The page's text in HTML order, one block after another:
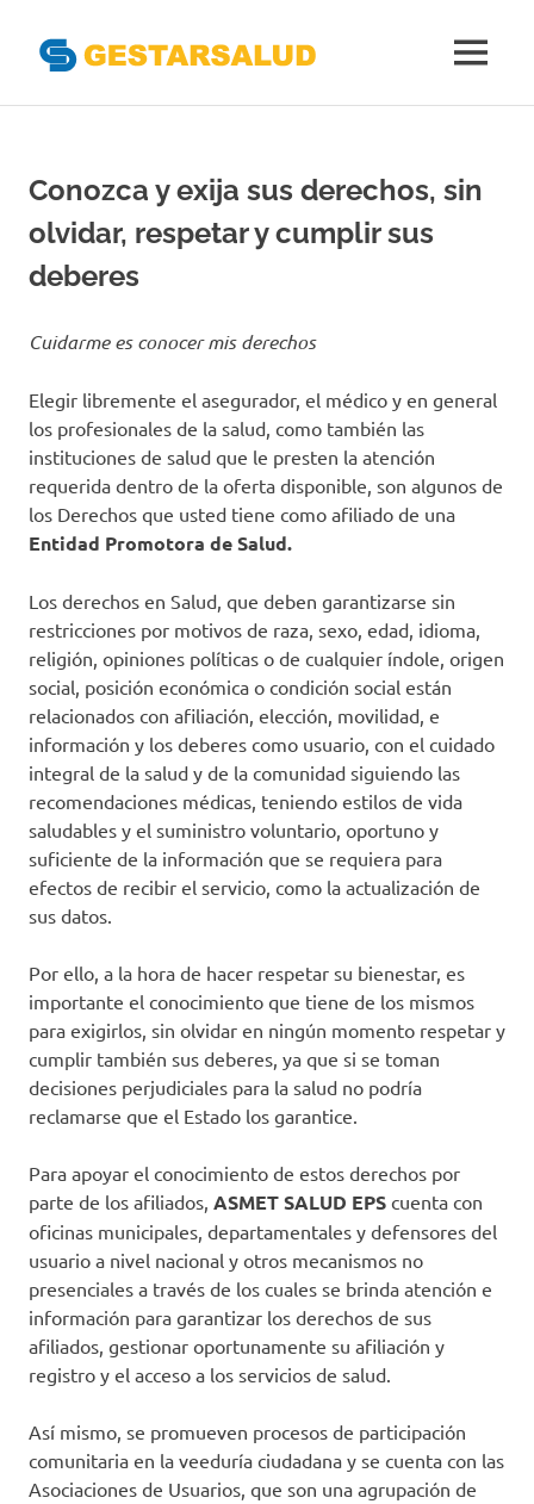
del
Aseguramiento
de
la
Salud
MENÚ
Conozca y exija sus derechos, sin
olvidar, respetar y cumplir sus
deberes
Cuidarme es conocer mis derechos
Elegir libremente el asegurador, el médico y en general
los profesionales de la salud, como también las
instituciones de salud que le presten la atención
requerida dentro de la oferta disponible, son algunos de
los Derechos que usted tiene como afiliado de una
Entidad Promotora de Salud.
Los derechos en Salud, que deben garantizarse sin
restricciones por motivos de raza, sexo, edad, idioma,
religión, opiniones políticas o de cualquier índole, origen
social, posición económica o condición social están
relacionados con afiliación, elección, movilidad, e
información y los deberes como usuario, con el cuidado
integral de la salud y de la comunidad siguiendo las
recomendaciones médicas, teniendo estilos de vida
saludables y el suministro voluntario, oportuno y
suficiente de la información que se requiera para
efectos de recibir el servicio, como la actualización de
sus datos.
Por ello, a la hora de hacer respetar su bienestar, es
importante el conocimiento que tiene de los mismos
para exigirlos, sin olvidar en ningún momento respetar y
cumplir también sus deberes, ya que si se toman
decisiones perjudiciales para la salud no podría
reclamarse que el Estado los garantice.
Para apoyar el conocimiento de estos derechos por
parte de los afiliados, ASMET SALUD EPS cuenta con
oficinas municipales, departamentales y defensores del
usuario a nivel nacional y otros mecanismos no
presenciales a través de los cuales se brinda atención e
información para garantizar los derechos de sus
afiliados, gestionar oportunamente su afiliación y
registro y el acceso a los servicios de salud.
Así mismo, se promueven procesos de participación
comunitaria en la veeduría ciudadana y se cuenta con las
Asociaciones de Usuarios, que son una agrupación de